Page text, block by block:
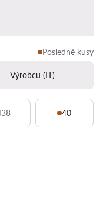
Posledné kusy
Výrobcu (IT)
38 40